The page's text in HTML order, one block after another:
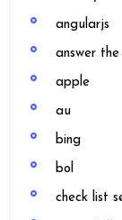
angularjs
answer
apple
au
bing
bol
check list